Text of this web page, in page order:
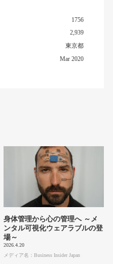
1756
2,939
東京都
Mar 2020
身体管理から心の管理へ ～メ
ンタル可視化ウェアラブルの登
場～
2026.4.20
メディア名：Business Insider Japan